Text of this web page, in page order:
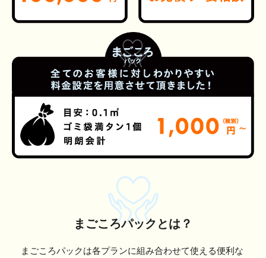
まごころパックとは？
まごころパックは各プランに組み合わせて使える便利な